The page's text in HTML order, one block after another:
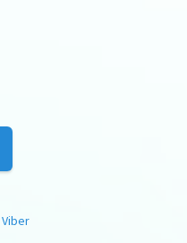
Viber